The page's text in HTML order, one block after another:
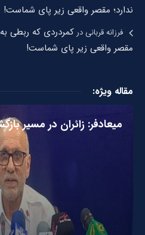
ندارد؛ مقصر واقعی زیر پای شماست!
فرزانه قربانیدر کمردردی که ربطی
مقصر واقعی زیر پای شماست!
مقاله ویژه:
میعادفر: زائران در مسیر